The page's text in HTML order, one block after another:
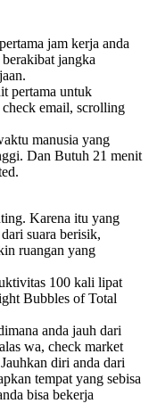
jam kerja anda
jangka
pertama untuk
email, scrolling
manusia yang
Dan Butuh 21 menit
Karena itu yang
suara berisik,
ruangan yang
100 kali lipat
Bubbles of Total
anda jauh dari
wa, check market
diri anda dari
tempat yang sebisa
bisa bekerja